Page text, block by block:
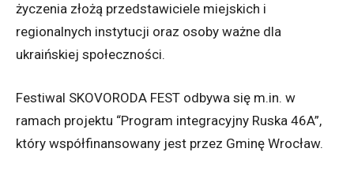
życzenia złożą przedstawiciele miejskich i
regionalnych instytucji oraz osoby ważne dla
ukraińskiej społeczności.
Festiwal SKOVORODA FEST odbywa się m.in. w
ramach projektu “Program integracyjny Ruska 46A”,
który współfinansowany jest przez Gminę Wrocław.